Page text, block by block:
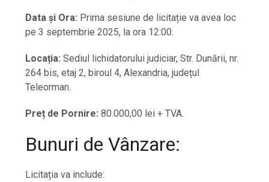
Data și Ora: Prima sesiune de licitație va avea loc
pe 3 septembrie 2025, la ora 12:00.
Locația: Sediul lichidatorului judiciar, Str. Dunării, nr.
264 bis, etaj 2, biroul 4, Alexandria, județul
Teleorman.
Preț de Pornire: 80.000,00 lei + TVA.
Bunuri de Vânzare:
Licitația va include: